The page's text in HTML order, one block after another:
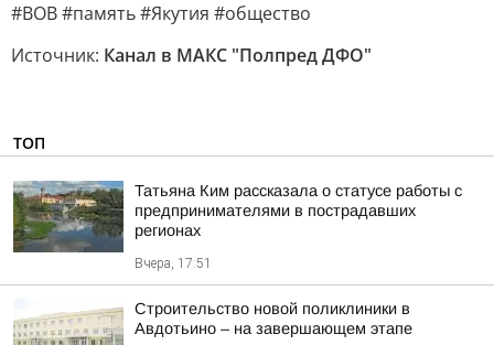
#ВОВ #память #Якутия #общество
Источник: Канал в МАКС "Полпред ДФО"
ТОП
Татьяна Ким рассказала о статусе работы с
предпринимателями в пострадавших
регионах
Вчера, 17:51
Строительство новой поликлиники в
Авдотьино – на завершающем этапе